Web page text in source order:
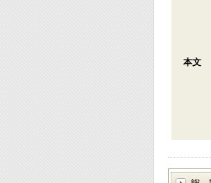
本文